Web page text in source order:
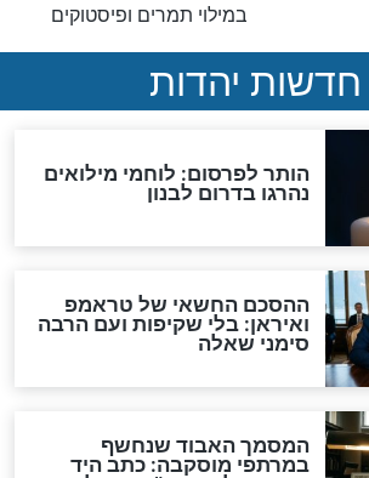
תפילה לזכות לקיים מצוות
סוכה כראוי
כל שנה אותו דבר: לישון